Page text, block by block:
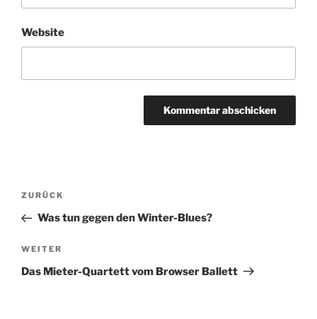
Website
Beitragsnavigation
Vorheriger
Beitrag
ZURÜCK
Was tun gegen den Winter-Blues?
Nächster
Beitrag
WEITER
Das Mieter-Quartett vom Browser Ballett